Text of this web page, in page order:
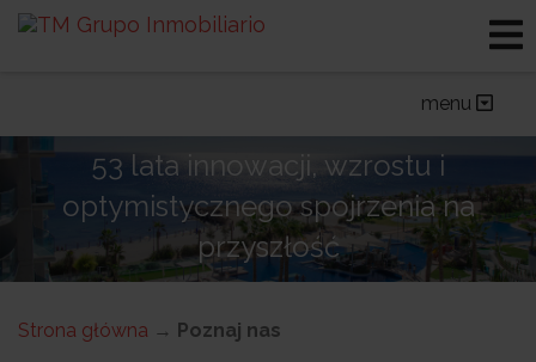
Kim jesteśmy
Osiągnięcia
Nasze witryny
menu
53 lata innowacji, wzrostu i
optymistycznego spojrzenia na
przyszłość
Strona główna → Poznaj nas